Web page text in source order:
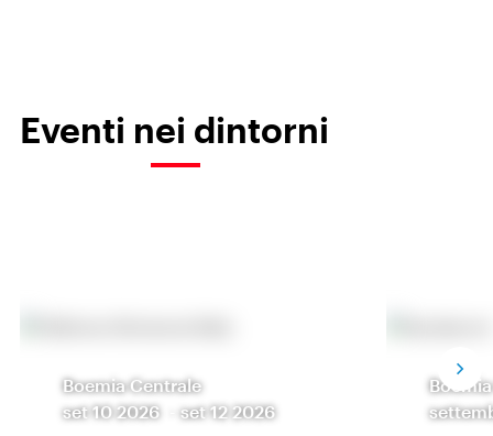
Eventi nei dintorni
Boemia Centrale
set 10 2026
-set 12 2026